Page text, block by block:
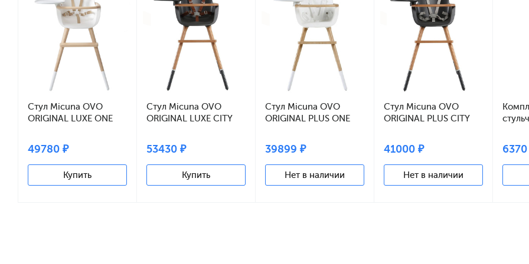
Стул Micuna OVO
ORIGINAL LUXE ONE
кожаные ремни beige
49780 ₽
Купить
Стул Micuna OVO
ORIGINAL LUXE CITY
кожаные ремни brown
53430 ₽
Купить
Стул Micuna OVO
ORIGINAL PLUS ONE
полипропиленовые
ремни white
39899 ₽
Нет в наличии
Стул Micuna OVO
ORIGINAL PLUS CITY
полипропиленовые
ремни grey
41000 ₽
Нет в наличии